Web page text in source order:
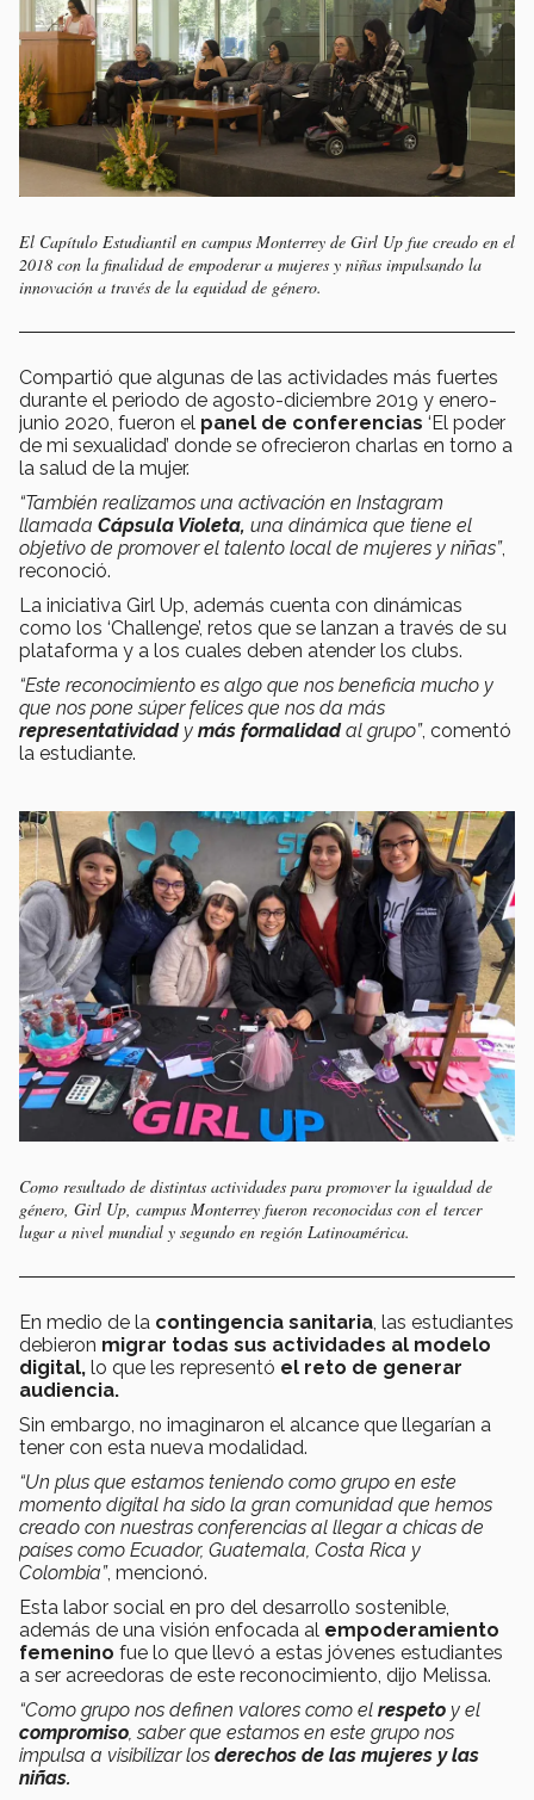
El Capítulo Estudiantil en campus Monterrey de Girl Up fue creado en el
2018 con la finalidad de empoderar a mujeres y niñas impulsando la
innovación a través de la equidad de género.
Compartió que algunas de las actividades más fuertes
durante el periodo de agosto-diciembre 2019 y enero-
junio 2020, fueron el panel de conferencias ‘El poder
de mi sexualidad’ donde se ofrecieron charlas en torno a
la salud de la mujer.
“También realizamos una activación en Instagram
llamada Cápsula Violeta, una dinámica que tiene el
objetivo de promover el talento local de mujeres y niñas”,
reconoció.
La iniciativa Girl Up, además cuenta con dinámicas
como los ‘Challenge’, retos que se lanzan a través de su
plataforma y a los cuales deben atender los clubs.
“Este reconocimiento es algo que nos beneficia mucho y
que nos pone súper felices que nos da más
representatividad y más formalidadal grupo”, comentó
la estudiante.
Como resultado de distintas actividades para promover la igualdad de
género, Girl Up, campus Monterrey fueron reconocidas con el tercer
lugar a nivel mundial y segundo en región Latinoamérica.
En medio de la contingencia sanitaria, las estudiantes
debieron migrar todas sus actividades al modelo
digital, lo que les representó el reto de generar
audiencia.
Sin embargo, no imaginaron el alcance que llegarían a
tener con esta nueva modalidad.
“Un plus que estamos teniendo como grupo en este
momento digital ha sido la gran comunidad que hemos
creado con nuestras conferencias al llegar a chicas de
países como Ecuador, Guatemala, Costa Rica y
Colombia”, mencionó.
Esta labor social en pro del desarrollo sostenible,
además de una visión enfocada al empoderamiento
femenino fue lo que llevó a estas jóvenes estudiantes
a ser acreedoras de este reconocimiento, dijo Melissa.
“Como grupo nos definen valores como el respeto y el
compromiso, saber que estamos en este grupo nos
impulsa a visibilizar los derechos de las mujeres y las
niñas.